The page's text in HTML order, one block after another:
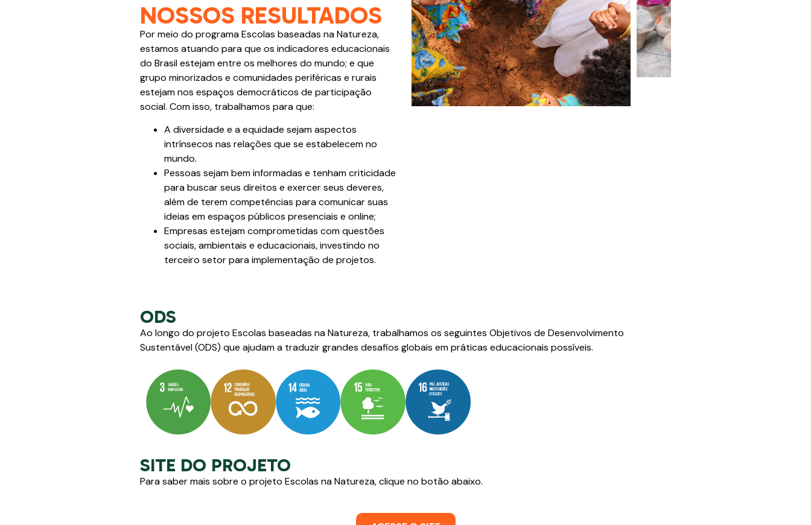
NOSSOS RESULTADOS
Por meio do programa Escolas baseadas na Natureza,
estamos atuando para que os indicadores educacionais
do Brasil estejam entre os melhores do mundo; e que
grupo minorizados e comunidades periféricas e rurais
estejam nos espaços democráticos de participação
social. Com isso, trabalhamos para que:
A diversidade e a equidade sejam aspectos
intrínsecos nas relações que se estabelecem no
mundo.
Pessoas sejam bem informadas e tenham criticidade
para buscar seus direitos e exercer seus deveres,
além de terem competências para comunicar suas
ideias em espaços públicos presenciais e online;
Empresas estejam comprometidas com questões
sociais, ambientais e educacionais, investindo no
terceiro setor para implementação de projetos.
ODS
Ao longo do projeto Escolas baseadas na Natureza, trabalhamos os seguintes Objetivos de Desenvolvimento
Sustentável (ODS) que ajudam a traduzir grandes desafios globais em práticas educacionais possíveis.
SITE DO PROJETO
Para saber mais sobre o projeto Escolas na Natureza, clique no botão abaixo.